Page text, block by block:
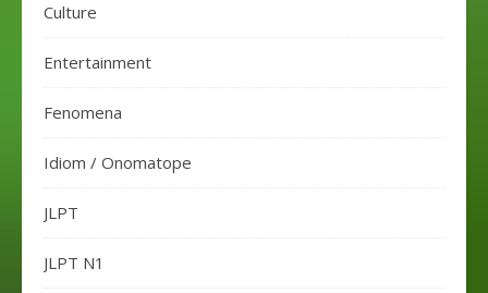
Culture
Entertainment
Fenomena
Idiom / Onomatope
JLPT
JLPT N1